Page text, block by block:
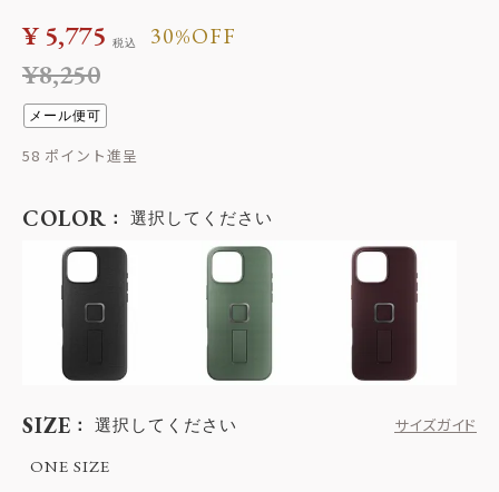
¥8,250
30%OFF
¥ 5,775 税込
メール便可
58
SIZE 選択してください
サイズガイド
ONE SIZE
COLOR 選択してください